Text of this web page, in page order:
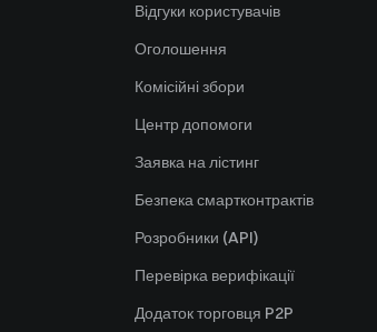
Відгуки користувачів
Оголошення
Комісійні збори
Центр допомоги
Заявка на лістинг
Безпека смартконтрактів
Розробники (API)
Перевірка верифікації
Додаток торговця P2P